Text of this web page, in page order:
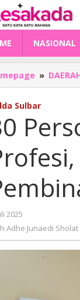
NASIONAL
»
Sulbar
2025
Adhe
Junaedi
Adhe Junaedi Sholat